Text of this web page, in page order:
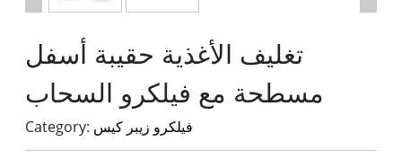
تغليف الأغذية حقيبة أسفل
مسطحة مع فيلكرو السحاب
Category: فيلكرو زيبر كيس